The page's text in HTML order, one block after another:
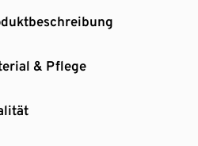
& Pflege